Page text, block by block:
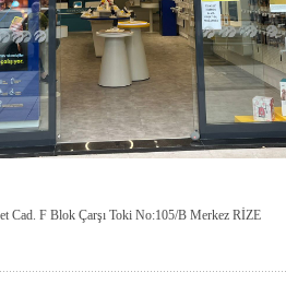
Cad. F Blok Çarşı Toki No:105/B Merkez RİZE